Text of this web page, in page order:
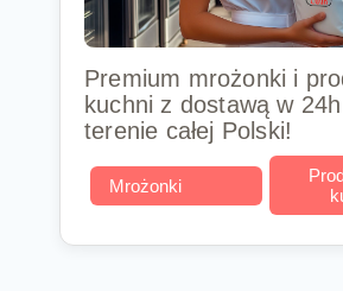
Premium mrożonki i
kuchni z dostawą w
terenie całej Polski!
Mrożonki